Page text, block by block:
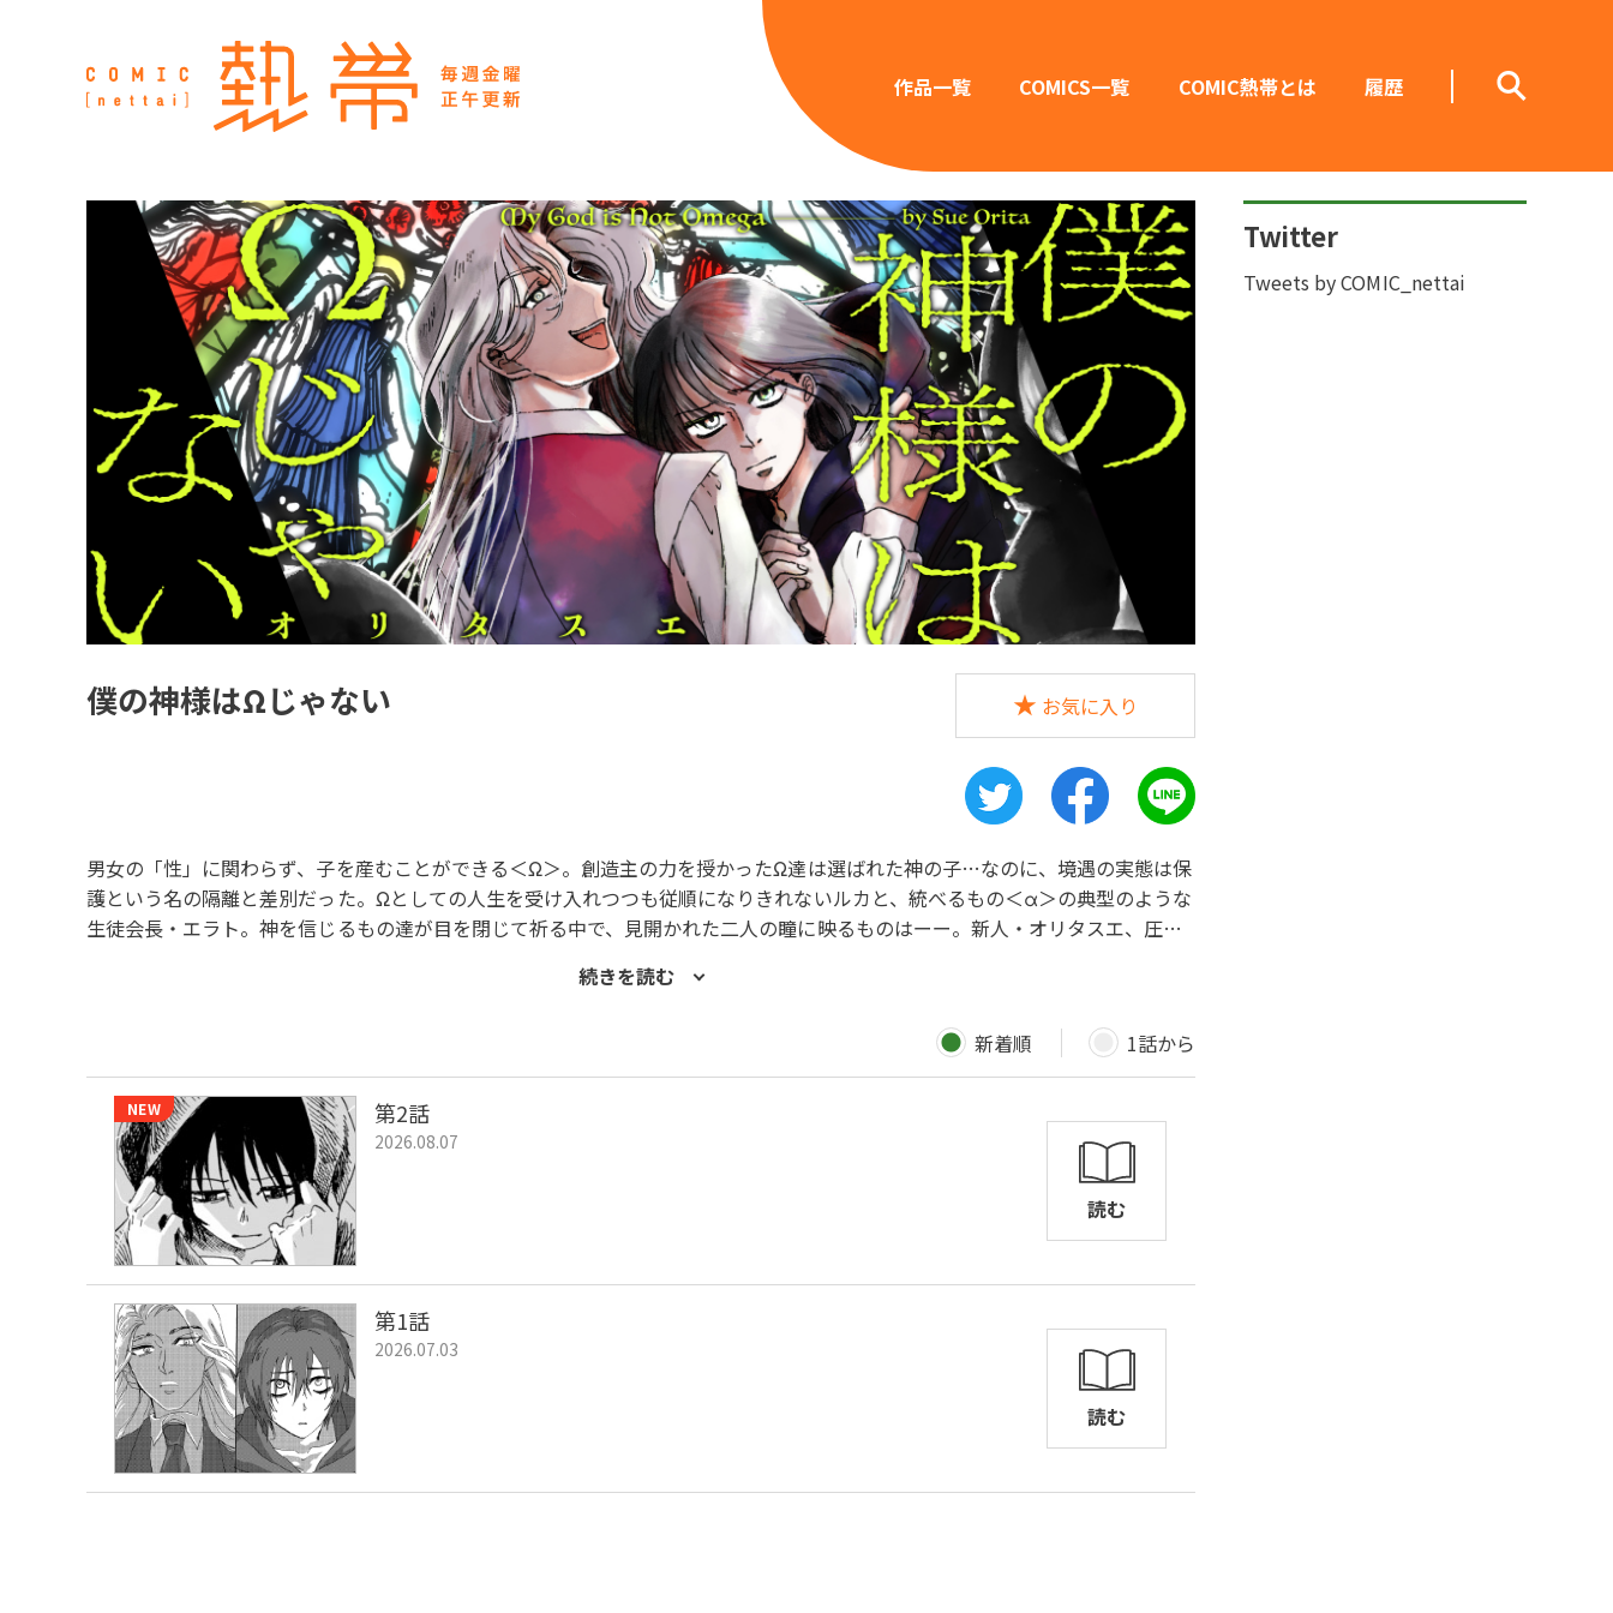
作品一覧 COMICS一覧 COMIC熱帯とは 履歴
僕の神様はΩじゃない お気に入り
男女の「性」に関わらず、子を産むことができる＜Ω＞。創造主の力を授かったΩ達は選ばれた神の子…なのに、境遇の実態は保
護という名の隔離と差別だった。Ωとしての人生を受け入れつつも従順になりきれないルカと、統べるもの＜α＞の典型のような
生徒会長・エラト。神を信じるもの達が目を閉じて祈る中で、見開かれた二人の瞳に映るものはーー。新人・オリタスエ、圧巻
続きを読む
新着順 1話から
NEW 第2話
2026.08.07
読む
第1話
2026.07.03
読む
Twitter
Tweets by COMIC_nettai